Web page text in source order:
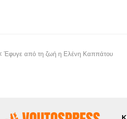
Έφυγε από τη ζωή η Ελένη Καππάτου